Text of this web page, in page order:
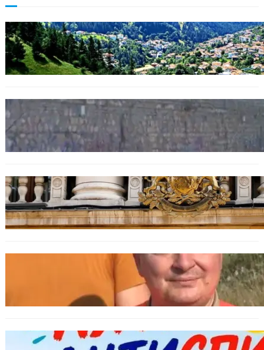
БЪЛГАРИЯ
Полицията алармира за нова схема с
фалшиви лечители и „вълшебни“ мехлеми
БЪЛГАРИЯ
Ограничават движението по улица
„Вълноломна“ във Варна
БЪЛГАРИЯ
Дрон навлезе в България край границата с
Румъния
МЗХ: Ловните билети ще могат да се
издават онлайн
БЪЛГАРИЯ